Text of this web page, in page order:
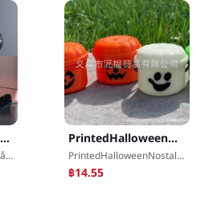
ระเบิดหายใจหนึ่งรถหายใจå°å¨บ้านรถคู่มินิเครื่องดักฝุ่นใหญ่หายใจåไร้สายมือถือแบบพกพาหายใจå°å¨
ระเบิดหายใจหนึ่งรถหายใจå°å¨บ้านรถคู่มินิเครื่องดักฝุ่นใหญ่หายใจåไร้สายมือถือแบบพกพาหายใจå°å¨
PrintedHalloweenNostalgiaBucketsÂฟักทองบาร์เรลวันฮาโลวีนฟักทองลูกอมพิธี
PrintedHalloweenNostalgiaBucketsÂฟักทองบาร์เรลวันฮาโลวีนฟักทองลูกอมพิธี
฿14.55